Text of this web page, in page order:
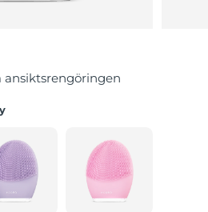
ansiktsrengöringen